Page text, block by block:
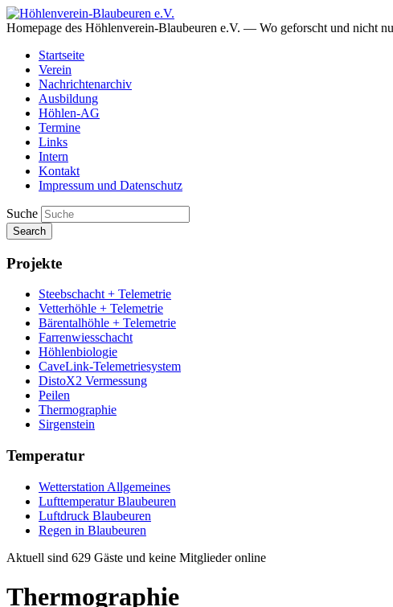
Homepage des Höhlenverein-Blaubeuren e.V. — Wo geforscht und nicht
Startseite
Verein
Nachrichtenarchiv
Ausbildung
Höhlen-AG
Termine
Links
Intern
Kontakt
Impressum und Datenschutz
Suche
Search
Projekte
Steebschacht + Telemetrie
Vetterhöhle + Telemetrie
Bärentalhöhle + Telemetrie
Farrenwiesschacht
Höhlenbiologie
CaveLink-Telemetriesystem
DistoX2 Vermessung
Peilen
Thermographie
Sirgenstein
Temperatur
Wetterstation Allgemeines
Lufttemperatur Blaubeuren
Luftdruck Blaubeuren
Regen in Blaubeuren
Aktuell sind 629 Gäste und keine Mitglieder online
Thermographie